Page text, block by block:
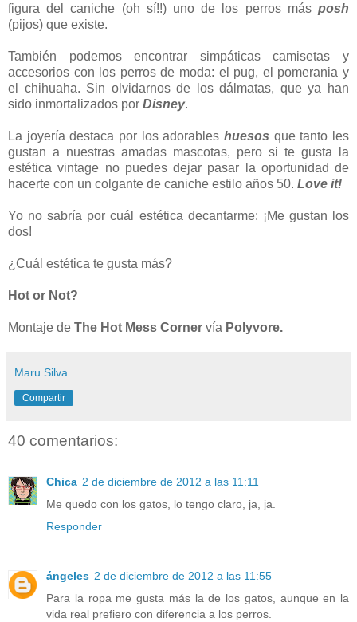
figura del caniche (oh sí!!) uno de los perros más posh
(pijos) que existe.
También podemos encontrar simpáticas camisetas y
accesorios con los perros de moda: el pug, el pomerania y
el chihuaha. Sin olvidarnos de los dálmatas, que ya han
sido inmortalizados por Disney.
La joyería destaca por los adorables huesos que tanto les
gustan a nuestras amadas mascotas, pero si te gusta la
estética vintage no puedes dejar pasar la oportunidad de
hacerte con un colgante de caniche estilo años 50. Love it!
Yo no sabría por cuál estética decantarme: ¡Me gustan los
dos!
¿Cuál estética te gusta más?
Hot or Not?
Montaje de The Hot Mess Corner vía Polyvore.
Maru Silva
Compartir
40 comentarios:
Chica 2 de diciembre de 2012 a las 11:11
Me quedo con los gatos, lo tengo claro, ja, ja.
Responder
ángeles 2 de diciembre de 2012 a las 11:55
Para la ropa me gusta más la de los gatos, aunque en la
vida real prefiero con diferencia a los perros.